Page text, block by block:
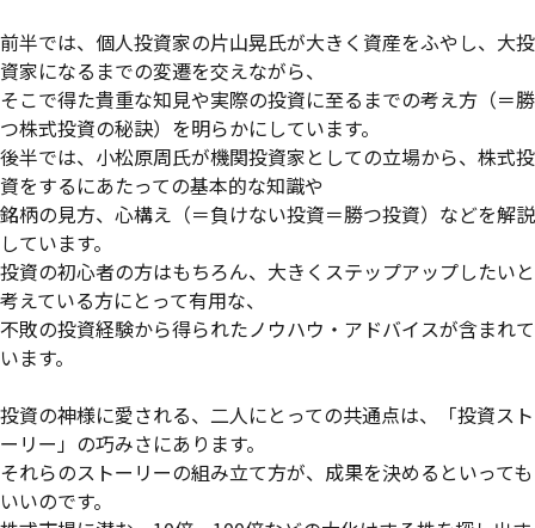
前半では、個人投資家の片山晃氏が大きく資産をふやし、大投
資家になるまでの変遷を交えながら、
そこで得た貴重な知見や実際の投資に至るまでの考え方（＝勝
つ株式投資の秘訣）を明らかにしています。
後半では、小松原周氏が機関投資家としての立場から、株式投
資をするにあたっての基本的な知識や
銘柄の見方、心構え（＝負けない投資＝勝つ投資）などを解説
しています。
投資の初心者の方はもちろん、大きくステップアップしたいと
考えている方にとって有用な、
不敗の投資経験から得られたノウハウ・アドバイスが含まれて
います。
投資の神様に愛される、二人にとっての共通点は、「投資スト
ーリー」の巧みさにあります。
それらのストーリーの組み立て方が、成果を決めるといっても
いいのです。